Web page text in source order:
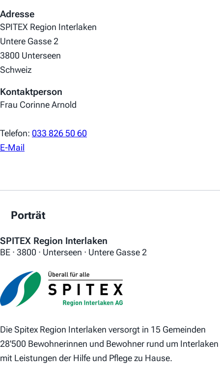
Adresse
SPITEX Region Interlaken
Untere Gasse 2
3800 Unterseen
Schweiz
Kontaktperson
Frau Corinne Arnold
Telefon: 033 826 50 60
E-Mail
Porträt
SPITEX Region Interlaken
BE · 3800 · Unterseen · Untere Gasse 2
Die Spitex Region Interlaken versorgt in 15 Gemeinden
28'500 Bewohnerinnen und Bewohner rund um Interlaken
mit Leistungen der Hilfe und Pflege zu Hause.